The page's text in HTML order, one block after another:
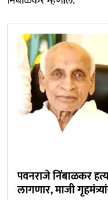
पवनराजे निंबाळकर
लागणार, माजी